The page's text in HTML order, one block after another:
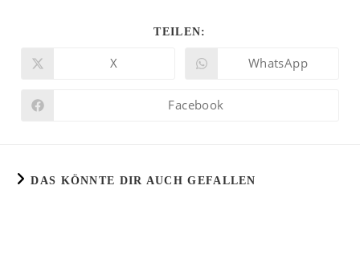
TEILEN:
X WhatsApp
Facebook
DAS KÖNNTE DIR AUCH GEFALLEN